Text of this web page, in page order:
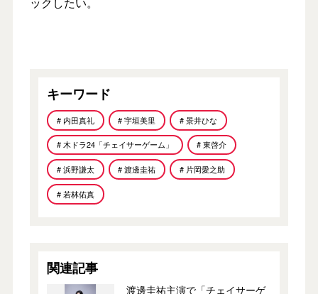
キーワード
# 内田真礼 # 宇垣美里 # 景井ひな
# 木ドラ24「チェイサーゲーム」 # 東啓介
# 浜野謙太 # 渡邊圭祐 # 片岡愛之助
# 若林佑真
関連記事
渡邊圭祐主演で「チェイサーゲ